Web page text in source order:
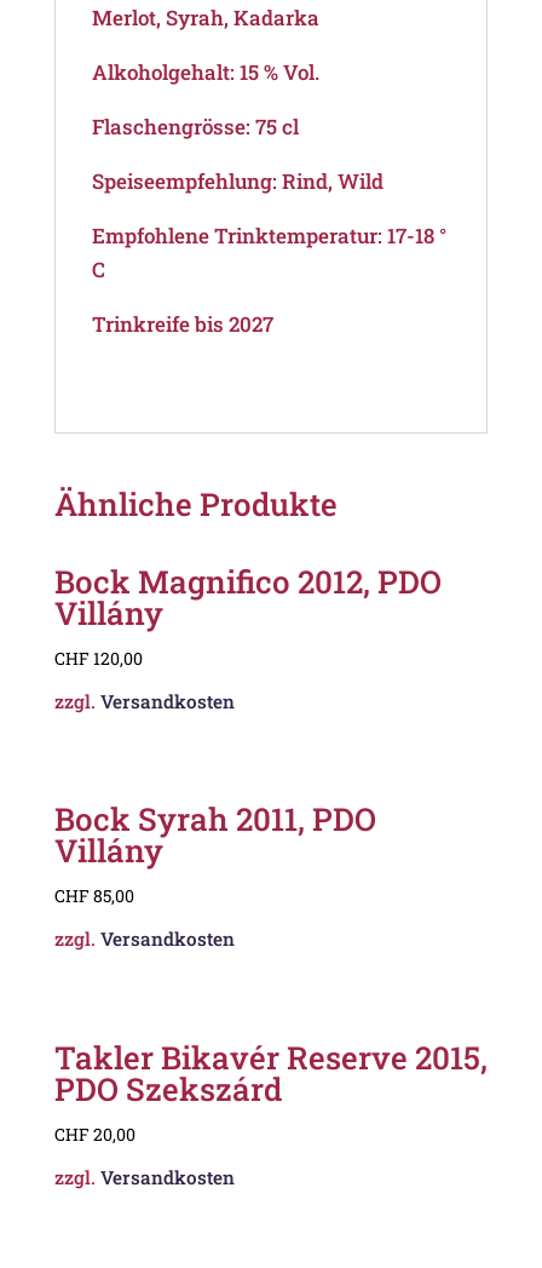
Merlot, Syrah, Kadarka
Alkoholgehalt: 15 % Vol.
Flaschengrösse: 75 cl
Speiseempfehlung: Rind, Wild
Empfohlene Trinktemperatur: 17-18 °
C
Trinkreife bis 2027
Ähnliche Produkte
Bock Magnifico 2012, PDO
Villány
CHF 120,00
zzgl. Versandkosten
Bock Syrah 2011, PDO
Villány
CHF 85,00
zzgl. Versandkosten
Takler Bikavér Reserve 2015,
PDO Szekszárd
CHF 20,00
zzgl. Versandkosten